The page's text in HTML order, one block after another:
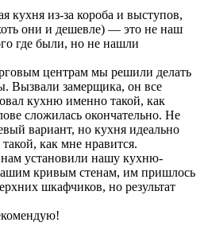
кухня из-за короба и выступов,
они и дешевле) — это не наш
где были, но не нашли
центрам мы решили делать
Вызвали замерщика, он все
кухню именно такой, как
сложилась окончательно. Не
вариант, но кухня идеально
как мне нравится.
установили нашу кухню-
кривым стенам, им пришлось
шкафчиков, но результат